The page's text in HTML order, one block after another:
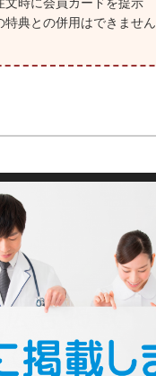
時に会員カードを提示
典との併用はできません